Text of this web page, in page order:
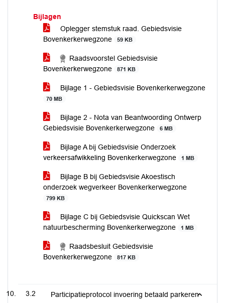
Bijlagen
Oplegger stemstuk raad. Gebiedsvisie
Bovenkerkerwegzone
59 KB
Raadsvoorstel Gebiedsvisie
Bovenkerkerwegzone
871 KB
Bijlage 1 - Gebiedsvisie Bovenkerkerwegzone
70 MB
Bijlage 2 - Nota van Beantwoording Ontwerp
Gebiedsvisie Bovenkerkerwegzone
6 MB
Bijlage A bij Gebiedsvisie Onderzoek
verkeersafwikkeling Bovenkerkerwegzone
1 MB
Bijlage B bij Gebiedsvisie Akoestisch
onderzoek wegverkeer Bovenkerkerwegzone
799 KB
Bijlage C bij Gebiedsvisie Quickscan Wet
natuurbescherming Bovenkerkerwegzone
1 MB
Raadsbesluit Gebiedsvisie
Bovenkerkerwegzone
817 KB
3.2 Participatieprotocol invoering betaald parkeren